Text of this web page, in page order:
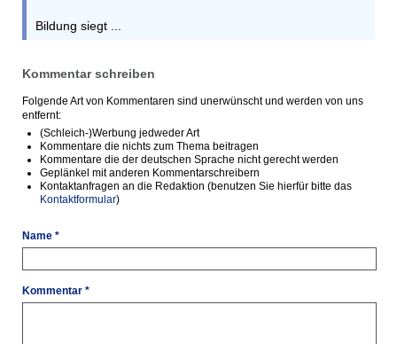
Bildung siegt ...
Kommentar schreiben
Folgende Art von Kommentaren sind unerwünscht und werden von uns
entfernt:
(Schleich-)Werbung jedweder Art
Kommentare die nichts zum Thema beitragen
Kommentare die der deutschen Sprache nicht gerecht werden
Geplänkel mit anderen Kommentarschreibern
Kontaktanfragen an die Redaktion (benutzen Sie hierfür bitte das
Kontaktformular)
Name *
Kommentar *